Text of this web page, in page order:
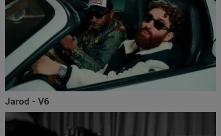
Jarod - V6